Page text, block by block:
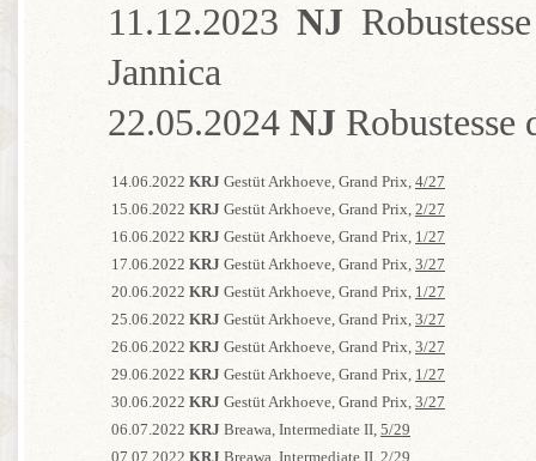
11.12.2023 NJ
Jannica
22.05.2024 NJ
14.06.2022 KRJ Gestüt Arkhoeve, Grand Prix, 4/27
15.06.2022 KRJ Gestüt Arkhoeve, Grand Prix, 2/27
16.06.2022 KRJ Gestüt Arkhoeve, Grand Prix, 1/27
17.06.2022 KRJ Gestüt Arkhoeve, Grand Prix, 3/27
20.06.2022 KRJ Gestüt Arkhoeve, Grand Prix, 1/27
25.06.2022 KRJ Gestüt Arkhoeve, Grand Prix, 3/27
26.06.2022 KRJ Gestüt Arkhoeve, Grand Prix, 3/27
29.06.2022 KRJ Gestüt Arkhoeve, Grand Prix, 1/27
30.06.2022 KRJ Gestüt Arkhoeve, Grand Prix, 3/27
06.07.2022 KRJ Breawa, Intermediate II, 5/29
07.07.2022 KRJ Breawa, Intermediate II, 2/29